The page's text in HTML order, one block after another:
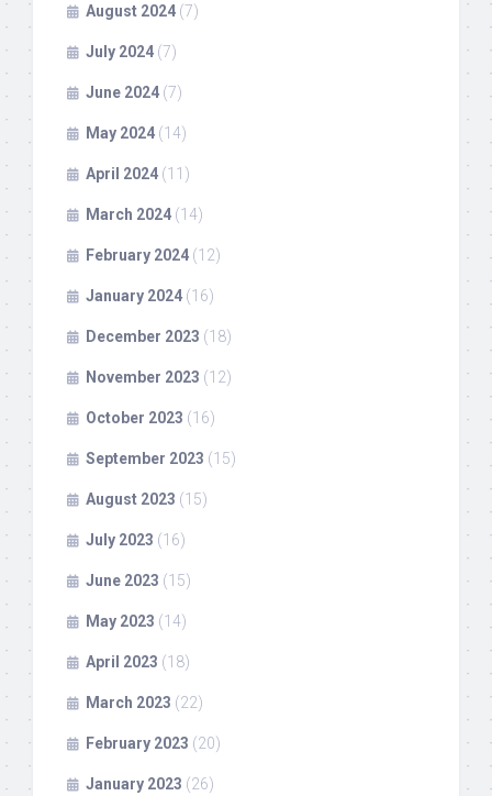
August 2024 (7)
July 2024 (7)
June 2024 (7)
May 2024 (14)
April 2024 (11)
March 2024 (14)
February 2024 (12)
January 2024 (16)
December 2023 (18)
November 2023 (12)
October 2023 (16)
September 2023 (15)
August 2023 (15)
July 2023 (16)
June 2023 (15)
May 2023 (14)
April 2023 (18)
March 2023 (22)
February 2023 (20)
January 2023 (26)